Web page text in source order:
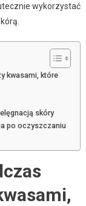
wykorzystać
kwasami, które
skóry
po oczyszczaniu